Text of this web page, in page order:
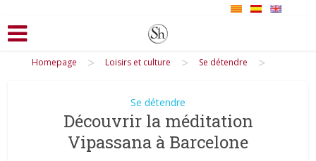
Homepage > Loisirs et culture > Se détendre >
Se détendre
Découvrir la méditation
Vipassana à Barcelone